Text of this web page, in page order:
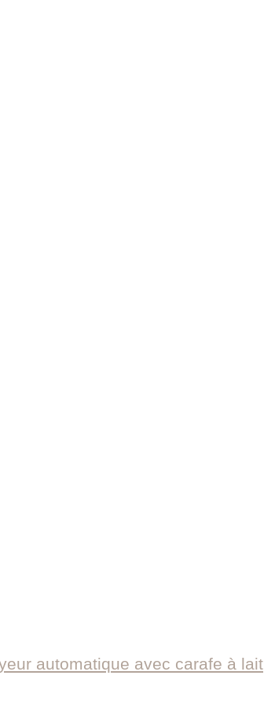
automatique avec carafe à lait